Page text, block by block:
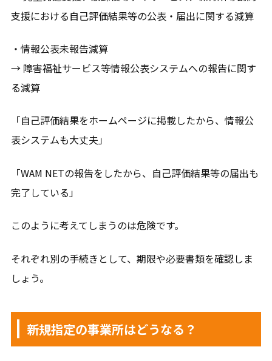
支援における自己評価結果等の公表・届出に関する減算
・情報公表未報告減算
→ 障害福祉サービス等情報公表システムへの報告に関す
る減算
「自己評価結果をホームページに掲載したから、情報公
表システムも大丈夫」
「WAM NETの報告をしたから、自己評価結果等の届出も
完了している」
このように考えてしまうのは危険です。
それぞれ別の手続きとして、期限や必要書類を確認しま
しょう。
新規指定の事業所はどうなる？